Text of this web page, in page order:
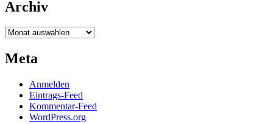
Archiv
Archiv
Meta
Anmelden
Eintrags-Feed
Kommentar-Feed
WordPress.org